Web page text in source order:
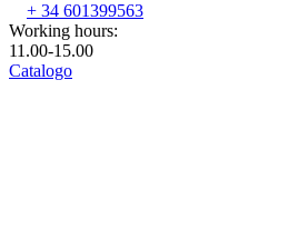
+ 34 601399563
Working hours:
11.00-15.00
Catalogo